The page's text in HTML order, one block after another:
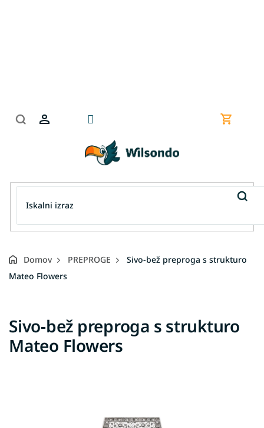
Domov PREPROGE
Sivo-bež preproga s strukturo
Mateo Flowers
Sivo-bež preproga s strukturo
Mateo Flowers